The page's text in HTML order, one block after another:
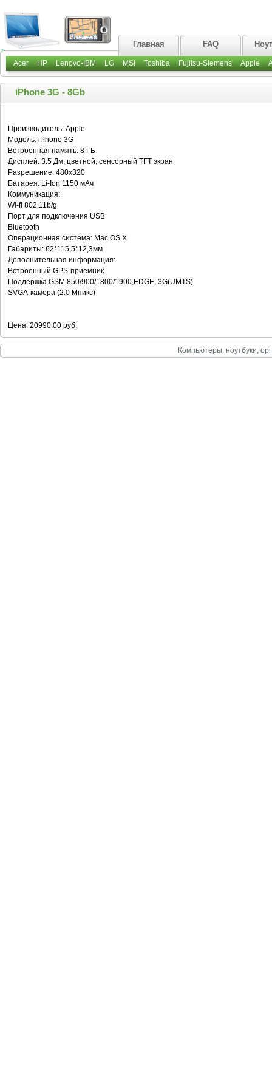
Главная FAQ
Acer HP Lenovo-IBM LG MSI Toshiba Fujitsu-Siemens Apple
iPhone 3G - 8Gb
Производитель: Apple
Модель: iPhone 3G
Встроенная память: 8 ГБ
Дисплей: 3.5 Дм, цветной, сенсорный TFT экран
Разрешение: 480x320
Батарея: Li-Ion 1150 мАч
Коммуникация:
Wi-fi 802.11b/g
Порт для подключения USB
Bluetooth
Операционная система: Mac OS X
Габариты: 62*115,5*12,3мм
Дополнительная информация:
Встроенный GPS-приемник
Поддержка GSM 850/900/1800/1900,EDGE, 3G(UMTS)
SVGA-камера (2.0 Мпикс)
Цена: 20990.00 руб.
Компьютеры, ноутбуки,